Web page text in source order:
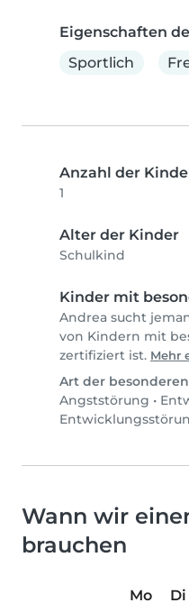
Eigenschaften
Sportlich
Anzahl der
1
Alter der Kinder
Schulkind
Kinder mit
Andrea sucht
von Kindern mit
zertifiziert ist. Mehr
Art der
Angststörung •
Wann wir
brauchen
Mo Di